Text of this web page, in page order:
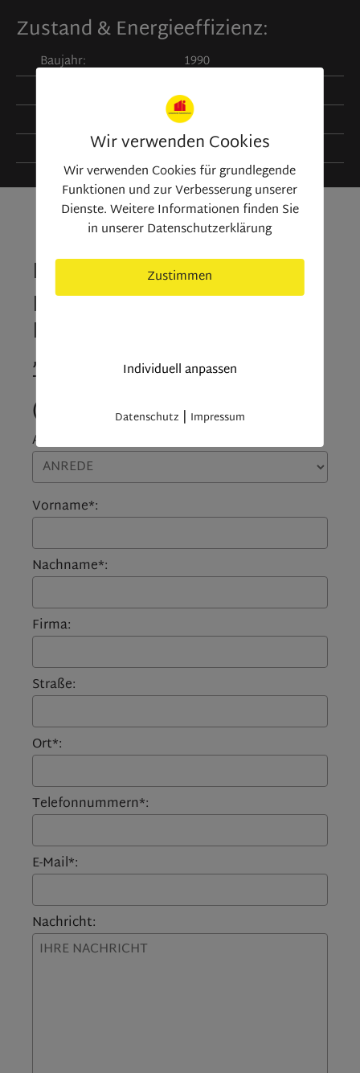
Zustand & Energieeffizienz:
Baujahr:
1990
neuwertig
Gas
Heizungsart:
Kontaktieren Sie uns
Deine Anfrage zu der
Immobilie
„Penthousewohnung mit
Terrasse im Stadtzentrum“
(5349)
Anrede:
Vorname*:
Nachname*:
Firma:
Straße:
Ort*:
Telefonnummern*:
E-Mail*:
Nachricht:
Wir verwenden Cookies
Wir verwenden Cookies für grundlegende
Funktionen und zur Verbesserung unserer
Dienste. Weitere Informationen finden Sie
in unserer Datenschutzerklärung
Zustimmen
Individuell anpassen
Datenschutz | Impressum